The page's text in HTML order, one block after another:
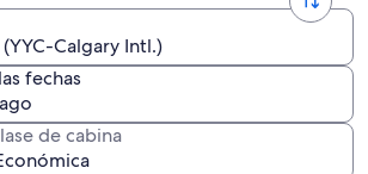
Calgary Intl.)
fechas
de cabina